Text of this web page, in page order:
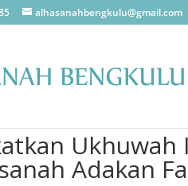
alhasanahbengkulu@gmail.com
Ukhuwah
Adakan